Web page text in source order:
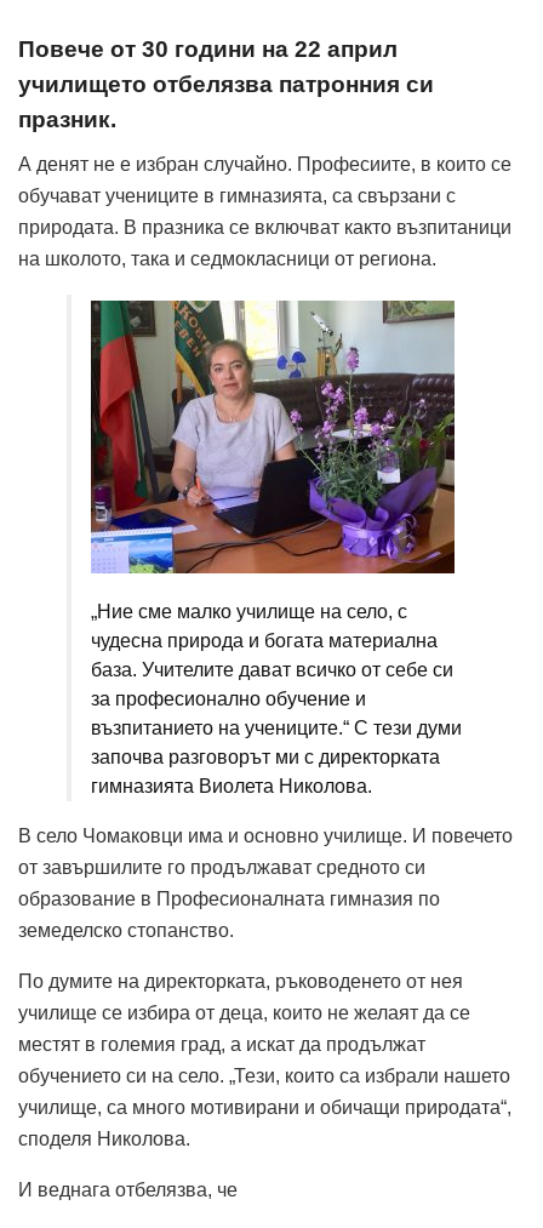
Повече от 30 години на 22 април
училището отбелязва патронния си
празник.
А денят не е избран случайно. Професиите, в които се
обучават учениците в гимназията, са свързани с
природата. В празника се включват както възпитаници
на школото, така и седмокласници от региона.
„Ние сме малко училище на село, с
чудесна природа и богата материална
база. Учителите дават всичко от себе си
за професионално обучение и
възпитанието на учениците.“ С тези думи
започва разговорът ми с директорката
гимназията Виолета Николова.
В село Чомаковци има и основно училище. И повечето
от завършилите го продължават средното си
образование в Професионалната гимназия по
земеделско стопанство.
По думите на директорката, ръководенето от нея
училище се избира от деца, които не желаят да се
местят в големия град, а искат да продължат
обучението си на село. „Тези, които са избрали нашето
училище, са много мотивирани и обичащи природата“,
споделя Николова.
И веднага отбелязва, че